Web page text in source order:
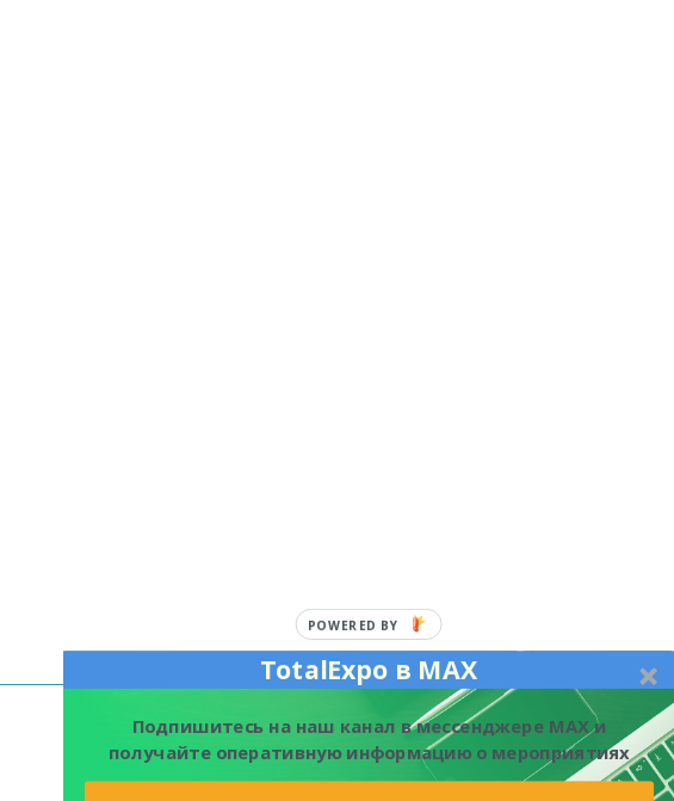
TotalExpo в MAX
Подпишитесь на наш канал в мессенджере MAX и
получайте оперативную информацию о мероприятиях
POWERED BY